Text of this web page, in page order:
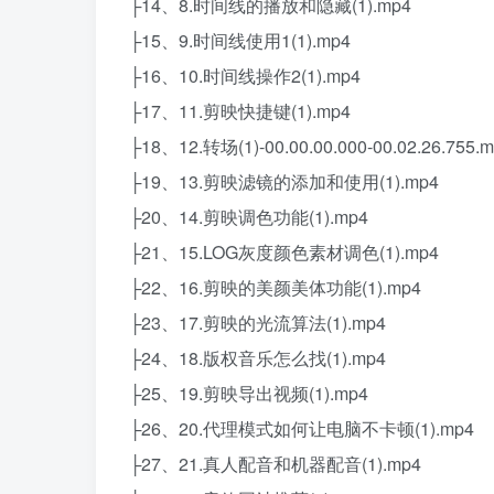
├15、9.时间线使用1(1).mp4
├16、10.时间线操作2(1).mp4
├17、11.剪映快捷键(1).mp4
├18、12.转场(1)-00.00.00.000-
├19、13.剪映滤镜的添加和使用(1).mp4
├20、14.剪映调色功能(1).mp4
├21、15.LOG灰度颜色素材调色(1).mp4
├22、16.剪映的美颜美体功能(1).mp4
├23、17.剪映的光流算法(1).mp4
├24、18.版权音乐怎么找(1).mp4
├25、19.剪映导出视频(1).mp4
├26、20.代理模式如何让电脑不卡顿(1).mp4
├27、21.真人配音和机器配音(1).mp4